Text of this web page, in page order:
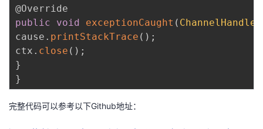
@Override
public
void exceptionCaught (
cause . printStackTrace ( ) ;
ctx . close ( ) ;
}
}
完整代码可以参考以下Github地址：